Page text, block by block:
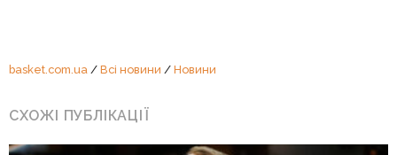
basket.com.ua/ Всі новини / Новини
СХОЖІ ПУБЛІКАЦІЇ